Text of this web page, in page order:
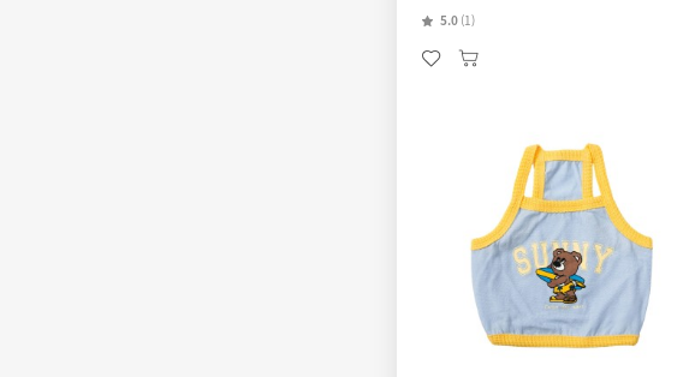
5.0 (1)